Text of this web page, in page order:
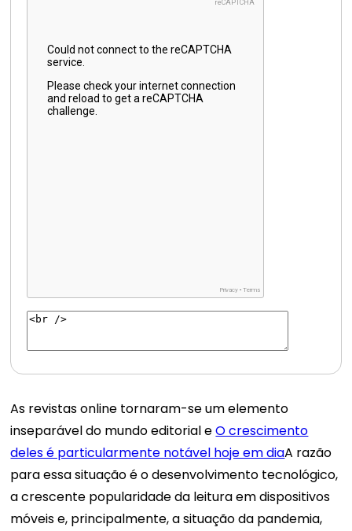
As revistas online tornaram-se um elemento
inseparável do mundo editorial eO crescimento
deles é particularmente notável hoje em diaA razão
para essa situação é o desenvolvimento tecnológico,
a crescente popularidade da leitura em dispositivos
móveis e, principalmente, a situação da pandemia,